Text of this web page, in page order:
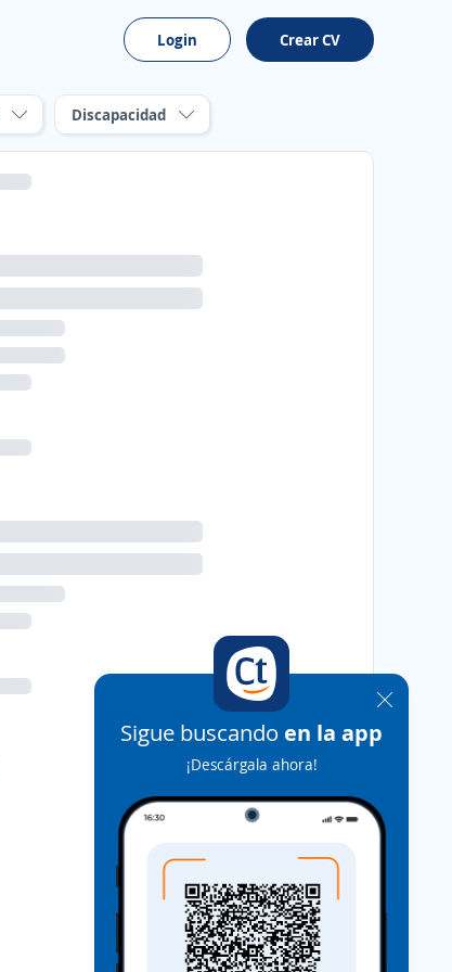
Login Crear CV
Discapacidad
Sigue buscando en la app
¡Descárgala ahora!